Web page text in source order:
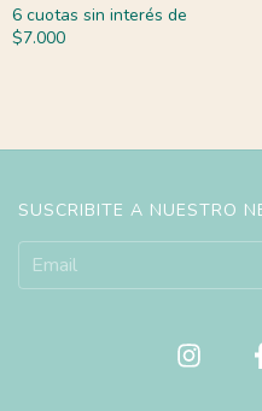
6 cuotas sin interés de
$7.000
SUSCRIBITE A NUESTRO